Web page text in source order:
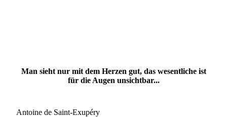
Man sieht nur mit dem Herzen gut, das wesentliche ist
für die Augen unsichtbar...
Antoine de Saint-Exupéry